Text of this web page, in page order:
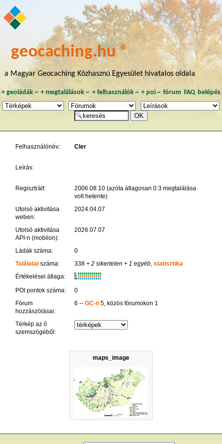
geocaching.hu ®
a Magyar Geocaching Közhasznú Egyesület hivatalos oldala
+ geoládák~ +megtalálások ~ + felhasználók~ + poi~ fórum FAQ belépés
maps_image
Felhasználónév: Cler
Leírás:
Regisztrált:
2006.08.10 (azóta átlagosan 0.3 megtalálása
volt hetente)
Utolsó aktivitása
weben:
2024.04.07
Utolsó aktivitása
API-n (mobilon):
2026.07.07
Ládák száma:
0
Találataiszáma: 338+ 2 sikertelen + 1 egyéb, statisztika
Értékelései átlaga:
K
R
W
POI pontok száma:
0
Fórum
hozzászólásai:
6 -- GC-n5, közös fórumokon 1
Térkép az ő
szemszögéből: